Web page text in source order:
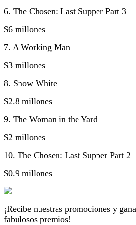
6. The Chosen: Last Supper Part 3
$6 millones
7. A Working Man
$3 millones
8. Snow White
$2.8 millones
9. The Woman in the Yard
$2 millones
10. The Chosen: Last Supper Part 2
$0.9 millones
¡Recibe nuestras promociones y gana
fabulosos premios!